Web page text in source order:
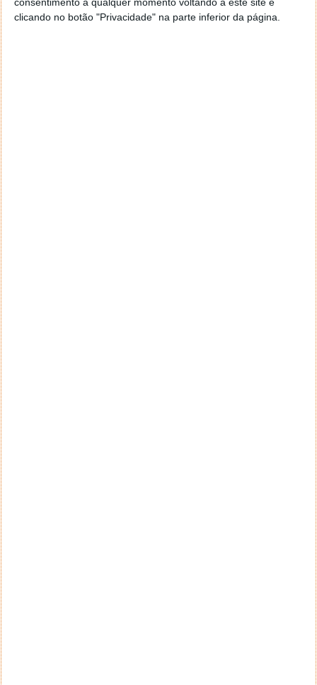
clicando no botão "Privacidade" na parte inferior da página.
que recebe. Na sua essência o ecrã irá funcionar num